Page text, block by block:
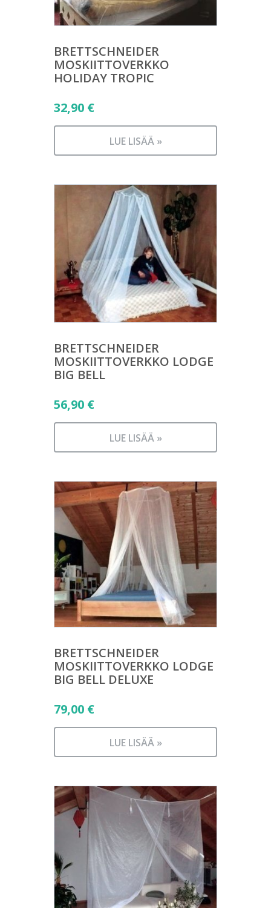
BRETTSCHNEIDER
MOSKIITTOVERKKO
HOLIDAY TROPIC
32,90 €
LUE LISÄÄ »
BRETTSCHNEIDER
MOSKIITTOVERKKO LODGE
BIG BELL
56,90 €
LUE LISÄÄ »
BRETTSCHNEIDER
MOSKIITTOVERKKO LODGE
BIG BELL DELUXE
79,00 €
LUE LISÄÄ »